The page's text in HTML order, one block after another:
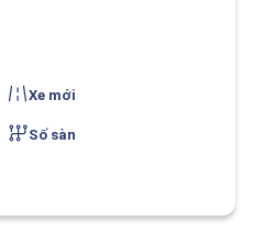
Xe mới
Số sàn